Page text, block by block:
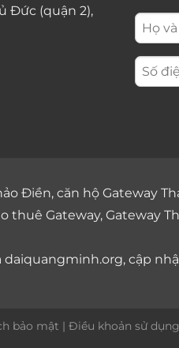
Đức (quận 2),
Điền, căn hộ Gateway
thuê Gateway, Gateway
daiquangminh.org, cập
bảo mật | Điều khoản sử dụng